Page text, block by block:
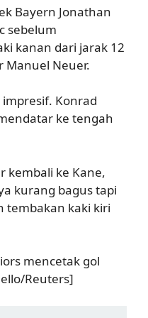
Bayern Jonathan
sebelum
kanan dari jarak 12
Manuel Neuer.
Konrad
ke tengah
kembali ke Kane,
kurang bagus tapi
tembakan kaki kiri
mencetak gol
Reuters]